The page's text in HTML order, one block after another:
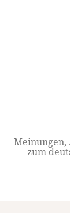
zum